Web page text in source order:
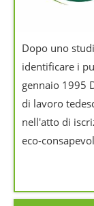
Dopo uno
identificare i
gennaio 1995
di lavoro
nell'atto di
eco-